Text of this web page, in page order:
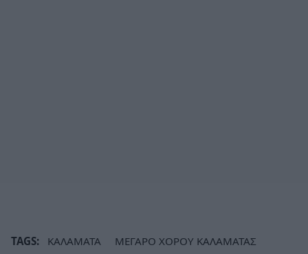
TAGS: ΚΑΛΑΜΑΤΑ ΜΕΓΑΡΟ ΧΟΡΟΥ ΚΑΛΑΜΑΤΑΣ